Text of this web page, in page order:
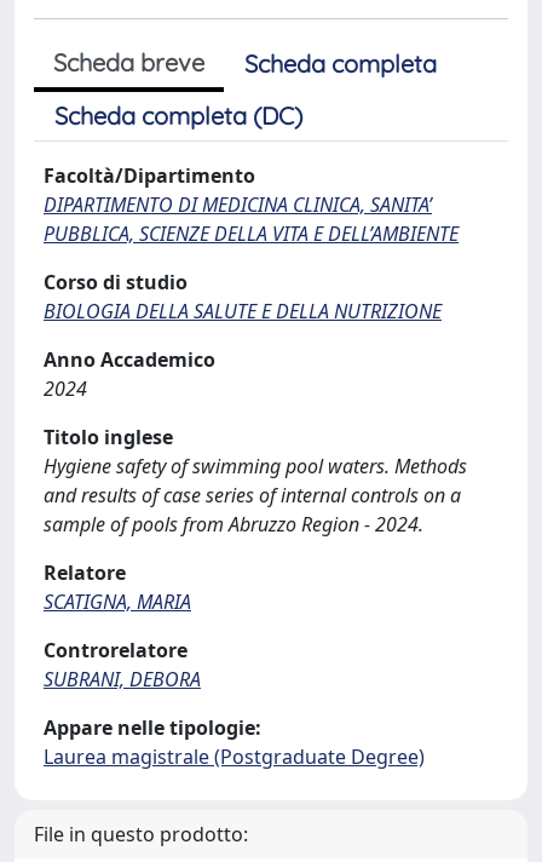
Scheda breve
Scheda completa
Scheda completa (DC)
Facoltà/Dipartimento
DIPARTIMENTO DI MEDICINA CLINICA, SANITA’
PUBBLICA, SCIENZE DELLA VITA E DELL’AMBIENTE
Corso di studio
BIOLOGIA DELLA SALUTE E DELLA NUTRIZIONE
Anno Accademico
2024
Titolo inglese
Hygiene safety of swimming pool waters. Methods
and results of case series of internal controls on a
sample of pools from Abruzzo Region - 2024.
Relatore
SCATIGNA, MARIA
Controrelatore
SUBRANI, DEBORA
Appare nelle tipologie:
Laurea magistrale (Postgraduate Degree)
File in questo prodotto: